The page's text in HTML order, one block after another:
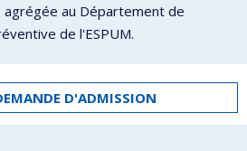
au Département de
de l'ESPUM.
D'ADMISSION